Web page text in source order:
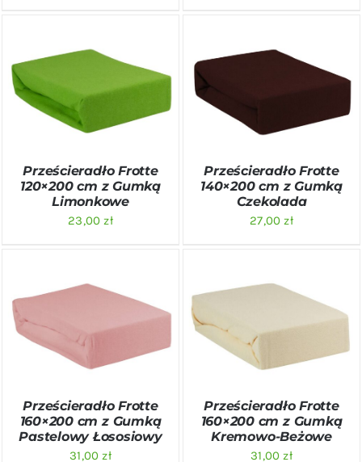
SZCZEGÓŁY
Prześcieradło Frotte
120×200 cm z Gumką
Limonkowe
23,00zł
SZCZEGÓŁY
Prześcieradło Frotte
140×200 cm z Gumką
Czekolada
27,00zł
SZCZEGÓŁY
Prześcieradło Frotte
160×200 cm z Gumką
Pastelowy Łososiowy
31,00zł
SZCZEGÓŁY
Prześcieradło Frotte
160×200 cm z Gumką
Kremowo-Beżowe
31,00zł